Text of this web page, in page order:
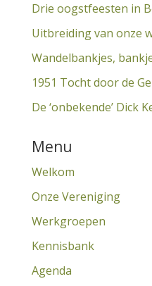
Drie oogstfeesten in
Uitbreiding van onze
Wandelbankjes,
1951 Tocht door de
De ‘onbekende’ Dick
Menu
Welkom
Onze Vereniging
Werkgroepen
Kennisbank
Agenda